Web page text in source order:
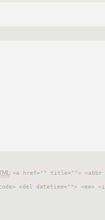
: <a href="" title=""> <abbr
<del datetime=""> <em>